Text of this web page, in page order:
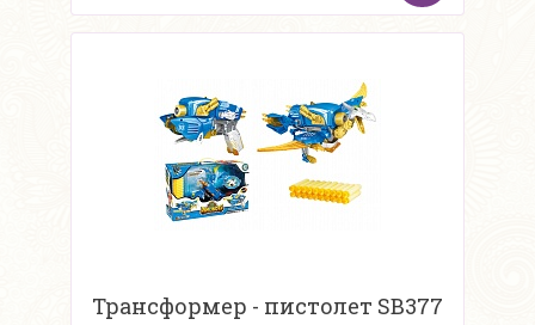
Трансформер - пистолет SB377